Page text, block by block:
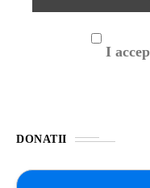
I
DONATII